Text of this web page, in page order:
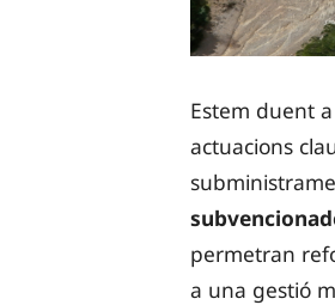
Estem duent
actuacions
permetran
a una gestió